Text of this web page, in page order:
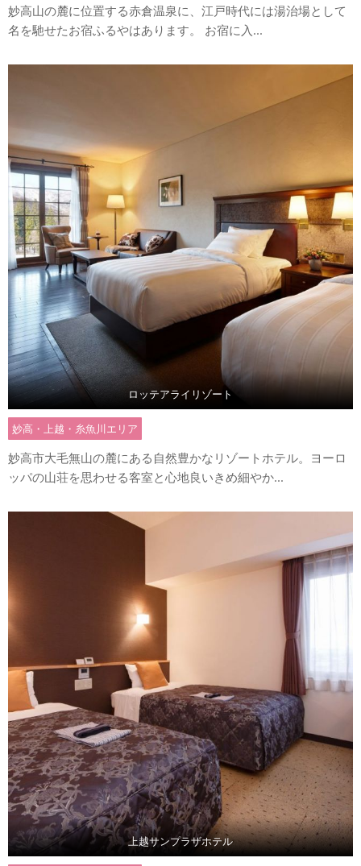
妙高山の麓に位置する赤倉温泉に、江戸時代には湯治場として
名を馳せたお宿ふるやはあります。 お宿に入...
ロッテアライリゾート
妙高・上越・糸魚川エリア
妙高市大毛無山の麓にある自然豊かなリゾートホテル。ヨーロ
ッパの山荘を思わせる客室と心地良いきめ細やか...
上越サンプラザホテル